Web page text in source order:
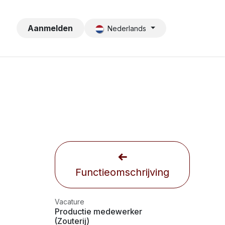
Aanmelden Nederlands
Functieomschrijving
Vacature
Productie medewerker
(Zouterij)